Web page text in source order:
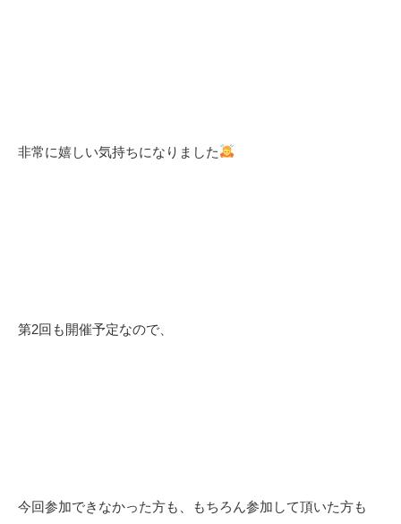
非常に嬉しい気持ちになりました
第2回も開催予定なので、
今回参加できなかった方も、もちろん参加して頂いた方も